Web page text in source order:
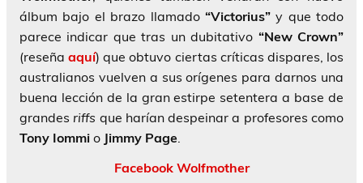
álbum bajo el brazo llamado “Victorius”y que todo
parece indicar que tras un dubitativo “New Crown”
(reseñaaquí) que obtuvo ciertas críticas dispares, los
australianos vuelven a sus orígenes para darnos una
buena lección de la gran estirpe setentera a base de
grandes riffs que harían despeinar a profesores como
Tony Iommi o Jimmy Page
Facebook Wolfmother